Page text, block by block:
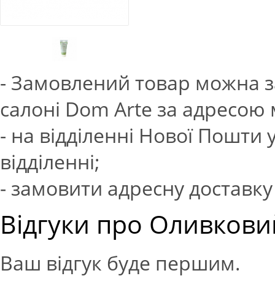
- Замовлений товар можна
салоні Dom Arte за адресою
- на відділенні Нової Пошти
відділенні;
- замовити адресну
Відгуки про
Ваш відгук буде першим.